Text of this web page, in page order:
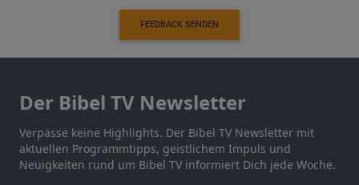
FEEDBACK SENDEN
Der Bibel TV Newsletter
Verpasse keine Highlights. Der Bibel TV Newsletter mit
aktuellen Programmtipps, geistlichem Impuls und
Neuigkeiten rund um Bibel TV informiert Dich jede Woche.